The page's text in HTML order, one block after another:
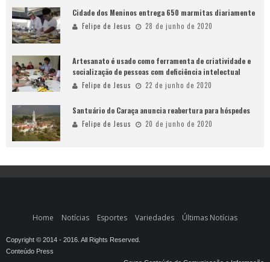
Cidade dos Meninos entrega 650 marmitas diariamente
Felipe de Jesus 28 de junho de 2020
Artesanato é usado como ferramenta de criatividade e
socialização de pessoas com deficiência intelectual
Felipe de Jesus 22 de junho de 2020
Santuário do Caraça anuncia reabertura para hóspedes
Felipe de Jesus 20 de junho de 2020
Home Notícias Esportes Variedades Últimas Notícias
Copyright © 2014 - 2016. All Rights Reserved.
Conteúdo Press